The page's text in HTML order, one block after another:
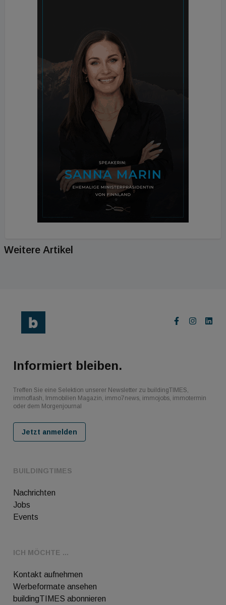
Weitere Artikel
BUILDINGTIMES
Nachrichten
Jobs
Events
ICH MÖCHTE ...
Kontakt aufnehmen
Werbeformate ansehen
buildingTIMES abonnieren
Informiert bleiben.
Treffen Sie eine Selektion unserer Newsletter zu buildingTIMES,
immoflash, Immobilien Magazin, immo7news, immojobs, immotermin
oder dem Morgenjournal
Jetzt anmelden